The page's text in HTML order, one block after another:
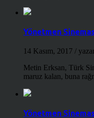
Yönetmen
14 Kasım, 2017 /
Metin Erksan, Türk
maruz kalan, buna
Yönetmen